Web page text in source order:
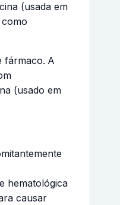
(usada em
fármaco. A
(usado em
hematológica
causar